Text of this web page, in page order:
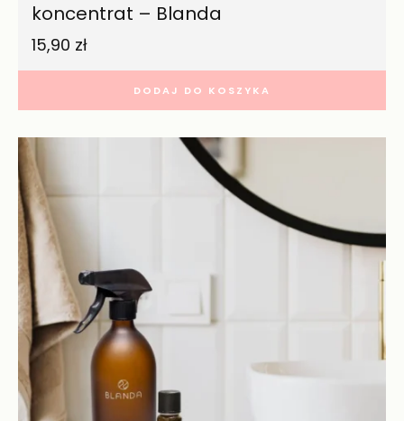
koncentrat – Blanda
15,90 zł
DODAJ DO KOSZYKA